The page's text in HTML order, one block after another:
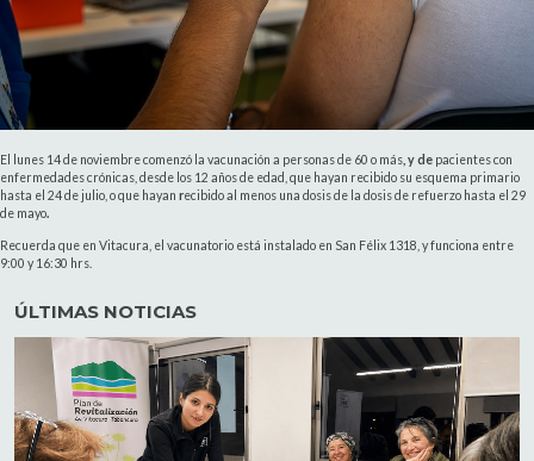
El lunes 14 de noviembre comenzó la vacunación a personas de 60 o más , y de pacientes con
enfermedades crónicas, desde los 12 años de edad, que hayan recibido su esquema primario
hasta el 24 de julio, o que hayan recibido al menos una dosis de la dosis de refuerzo hasta el 29
de mayo.
Recuerda que en Vitacura, el vacunatorio está instalado en San Félix 1318, y funciona entre
9:00 y 16:30 hrs.
ÚLTIMAS NOTICIAS